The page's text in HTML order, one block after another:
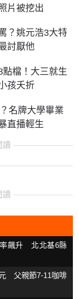
片被挖出
？姚元浩3大特
討厭他
檔！大三就生
孩夭折
名牌大學畢業
直播輕生
讀
讀
率飆升 北北基6縣
父親節7-11咖啡